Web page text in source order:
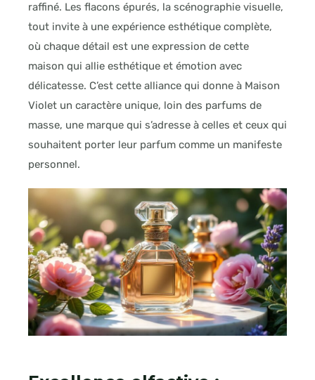
raffiné. Les flacons épurés, la scénographie visuelle,
tout invite à une expérience esthétique complète,
où chaque détail est une expression de cette
maison qui allie esthétique et émotion avec
délicatesse. C’est cette alliance qui donne à Maison
Violet un caractère unique, loin des parfums de
masse, une marque qui s’adresse à celles et ceux qui
souhaitent porter leur parfum comme un manifeste
personnel.